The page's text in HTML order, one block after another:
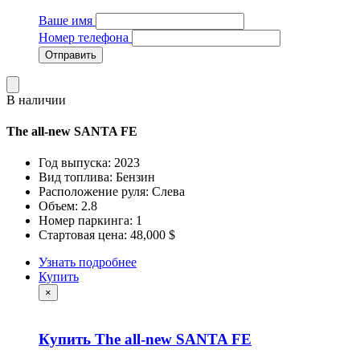
Ваше имя
Номер телефона
Отправить
В наличии
The all-new SANTA FE
Год выпуска: 2023
Вид топлива: Бензин
Расположение руля: Слева
Объем: 2.8
Номер паркинга: 1
Стартовая цена: 48,000 $
Узнать подробнее
Купить
×
Купить The all-new SANTA FE